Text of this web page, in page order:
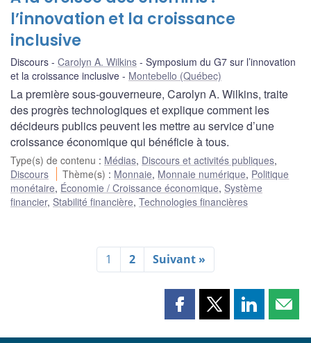
l’innovation et la croissance
inclusive
Discours Carolyn A. Wilkins
Symposium du G7 sur l’innovation
et la croissance inclusive
Montebello (Québec)
La première sous-gouverneure, Carolyn A. Wilkins, traite
des progrès technologiques et explique comment les
décideurs publics peuvent les mettre au service d’une
croissance économique qui bénéficie à tous.
Type(s) de contenu : Médias, Discours et activités publiques,
Discours
Thème(s) : Monnaie, Monnaie numérique, Politique
monétaire, Économie / Croissance économique, Système
financier, Stabilité financière, Technologies financières
1 2 Suivant »
PartagerPartagerPartager